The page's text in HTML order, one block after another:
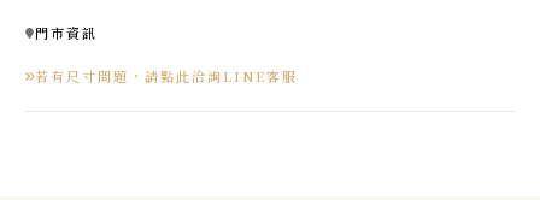
門市資訊
若有尺寸問題，請點此洽詢LINE客服